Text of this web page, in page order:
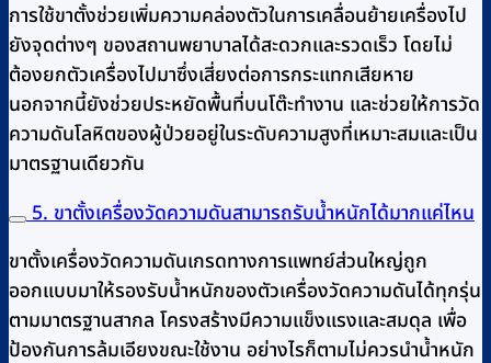
การใช้ขาตั้งช่วยเพิ่มความคล่องตัวในการเคลื่อนย้ายเครื่องไป
ยังจุดต่างๆ ของสถานพยาบาลได้สะดวกและรวดเร็ว โดยไม่
ต้องยกตัวเครื่องไปมาซึ่งเสี่ยงต่อการกระแทกเสียหาย
นอกจากนี้ยังช่วยประหยัดพื้นที่บนโต๊ะทำงาน และช่วยให้การวัด
ความดันโลหิตของผู้ป่วยอยู่ในระดับความสูงที่เหมาะสมและเป็น
มาตรฐานเดียวกัน
5. ขาตั้งเครื่องวัดความดันสามารถรับน้ำหนักได้มากแค่ไหน
ขาตั้งเครื่องวัดความดันเกรดทางการแพทย์ส่วนใหญ่ถูก
ออกแบบมาให้รองรับน้ำหนักของตัวเครื่องวัดความดันได้ทุกรุ่น
ตามมาตรฐานสากล โครงสร้างมีความแข็งแรงและสมดุล เพื่อ
ป้องกันการล้มเอียงขณะใช้งาน อย่างไรก็ตามไม่ควรนำน้ำหนัก